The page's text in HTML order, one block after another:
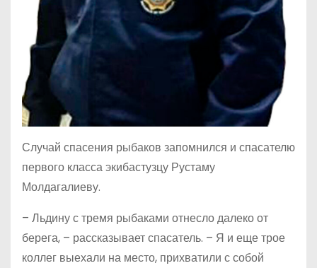
Случай спасения рыбаков запомнился и спасателю
первого класса экибастузцу Рустаму
Молдагалиеву.
– Льдину с тремя рыбаками отнесло далеко от
берега, – рассказывает спасатель. – Я и еще трое
коллег выехали на место, прихватили с собой